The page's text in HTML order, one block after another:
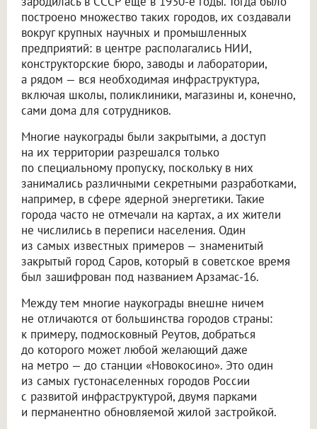
построено множество таких городов, их создавали
вокруг крупных научных и промышленных
предприятий: в центре располагались НИИ,
конструкторские бюро, заводы и лаборатории,
а рядом — вся необходимая инфраструктура,
включая школы, поликлиники, магазины и, конечно,
сами дома для сотрудников.
Многие наукограды были закрытыми, а доступ
на их территории разрешался только
по специальному пропуску, поскольку в них
занимались различными секретными разработками,
например, в сфере ядерной энергетики. Такие
города часто не отмечали на картах, а их жители
не числились в переписи населения. Один
из самых известных примеров — знаменитый
закрытый город Саров, который в советское время
был зашифрован под названием Арзамас-16.
Между тем многие наукограды внешне ничем
не отличаются от большинства городов страны:
к примеру, подмосковный Реутов, добраться
до которого может любой желающий даже
на метро — до станции «Новокосино». Это один
из самых густонаселенных городов России
с развитой инфраструктурой, двумя парками
и перманентно обновляемой жилой застройкой.